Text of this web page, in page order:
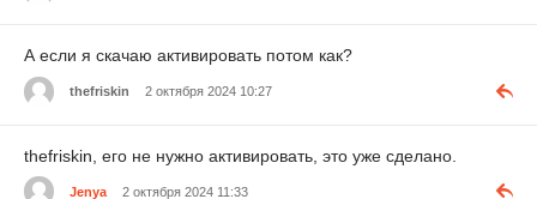
А если я скачаю активировать потом как?
thefriskin 2 октября 2024 10:27
thefriskin, его не нужно активировать, это уже сделано.
Jenya 2 октября 2024 11:33